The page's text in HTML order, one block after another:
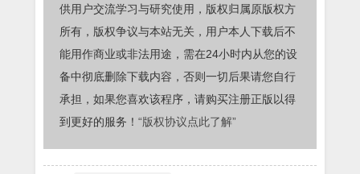
供用户交流学习与研究使用，版权归属原版权方
所有，版权争议与本站无关，用户本人下载后不
能用作商业或非法用途，需在24小时内从您的设
备中彻底删除下载内容，否则一切后果请您自行
承担，如果您喜欢该程序，请购买注册正版以得
到更好的服务！ “版权协议点此了解”